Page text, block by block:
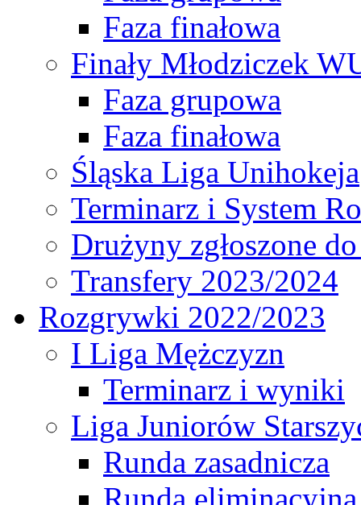
Faza finałowa
Finały Młodziczek
Faza grupowa
Faza finałowa
Śląska Liga Unihokeja
Terminarz i System
Drużyny zgłoszone
Transfery 2023/2024
Rozgrywki 2022/2023
I Liga Mężczyzn
Terminarz i wyniki
Liga Juniorów
Runda zasadnicza
Runda eliminacyjna